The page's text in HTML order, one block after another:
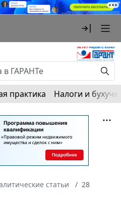
практика Налоги и
статьи
28